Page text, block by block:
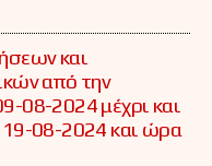
και
από την
08-2024 μέχρι και
19-08-2024 και ώρα